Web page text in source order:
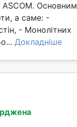
ASCOM. Основним
а саме: -
- Монолітних
Докладніше